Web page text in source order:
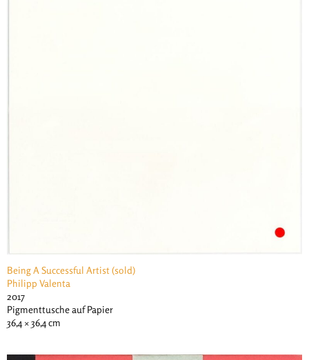
Being A Successful Artist (sold)
Philipp Valenta
2017
Pigmenttusche auf Papier
36,4 × 36,4 cm